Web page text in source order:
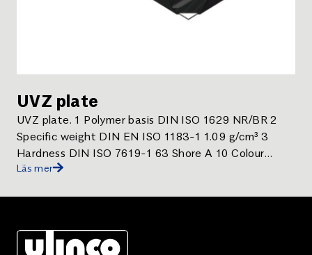
UVZ plate
UVZ plate. 1 Polymer basis DIN ISO 1629 NR/BR 2
Specific weight DIN EN ISO 1183-1 1.09 g/cm³ 3
Hardness DIN ISO 7619-1 63 Shore A 10 Colour
Black . Serrated profile plate UVZ.
Läs mer